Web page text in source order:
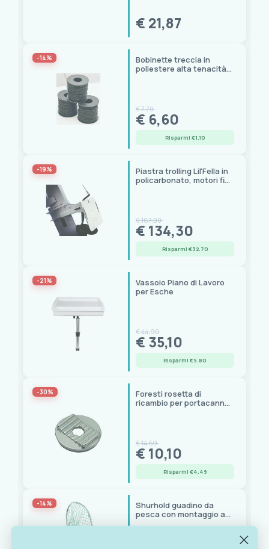
€ 21,87
-14%
Bobinette treccia in
poliestere alta tenacità
€ 7,70
€ 6,60
Risparmi €1.10
-19%
Piastra trolling Lil'Fella in
policarbonato, motori fino
€ 167,00
€ 134,30
Risparmi €32.70
-21%
Vassoio Piano di Lavoro
per Esche
€ 44,90
€ 35,10
Risparmi €9.80
-30%
Foresti rosetta di
ricambio per portacanna
€ 14,59
€ 10,10
Risparmi €4.49
-14%
Shurhold guadino da
pesca con montaggio a